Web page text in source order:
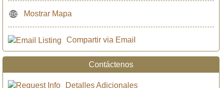
Mostrar Mapa
Compartir via Email
Contáctenos
Detalles Adicionales